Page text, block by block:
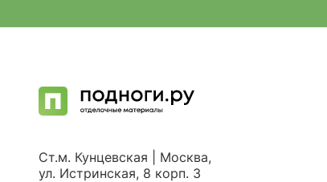
Ст.м. Кунцевская | Москва,
ул. Истринская, 8 корп. 3